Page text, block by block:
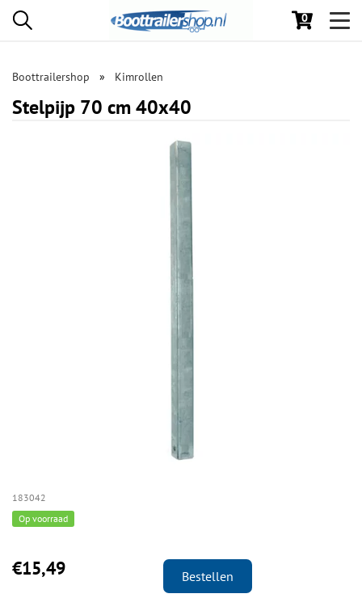
0
Boottrailershop Kimrollen
Stelpijp 70 cm 40x40
183042
Op voorraad
€15,49 Bestellen